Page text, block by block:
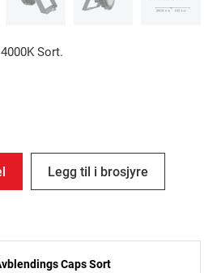
Sort.
Legg til i brosjyre
Caps Sort